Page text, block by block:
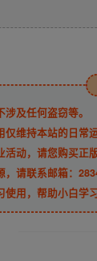
及任何盗窃等。
维持本站的日常
动，请您购买正
请联系邮箱：
用，帮助小白学